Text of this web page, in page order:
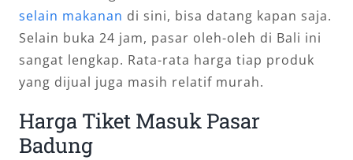
selain makanan di sini, bisa datang kapan saja.
Selain buka 24 jam, pasar oleh-oleh di Bali ini
sangat lengkap. Rata-rata harga tiap produk
yang dijual juga masih relatif murah.
Harga Tiket Masuk Pasar
Badung